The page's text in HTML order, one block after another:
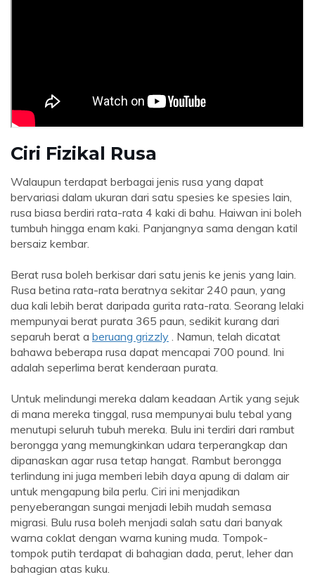
Ciri Fizikal Rusa
Walaupun terdapat berbagai jenis rusa yang dapat
bervariasi dalam ukuran dari satu spesies ke spesies lain,
rusa biasa berdiri rata-rata 4 kaki di bahu. Haiwan ini boleh
tumbuh hingga enam kaki. Panjangnya sama dengan katil
bersaiz kembar.
Berat rusa boleh berkisar dari satu jenis ke jenis yang lain.
Rusa betina rata-rata beratnya sekitar 240 paun, yang
dua kali lebih berat daripada gurita rata-rata. Seorang lelaki
mempunyai berat purata 365 paun, sedikit kurang dari
separuh berat a beruang grizzly . Namun, telah dicatat
bahawa beberapa rusa dapat mencapai 700 pound. Ini
adalah seperlima berat kenderaan purata.
Untuk melindungi mereka dalam keadaan Artik yang sejuk
di mana mereka tinggal, rusa mempunyai bulu tebal yang
menutupi seluruh tubuh mereka. Bulu ini terdiri dari rambut
berongga yang memungkinkan udara terperangkap dan
dipanaskan agar rusa tetap hangat. Rambut berongga
terlindung ini juga memberi lebih daya apung di dalam air
untuk mengapung bila perlu. Ciri ini menjadikan
penyeberangan sungai menjadi lebih mudah semasa
migrasi. Bulu rusa boleh menjadi salah satu dari banyak
warna coklat dengan warna kuning muda. Tompok-
tompok putih terdapat di bahagian dada, perut, leher dan
bahagian atas kuku.